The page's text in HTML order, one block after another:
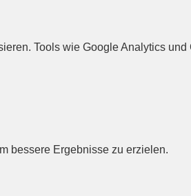
Tools wie Google Analytics
bessere Ergebnisse zu erzielen.